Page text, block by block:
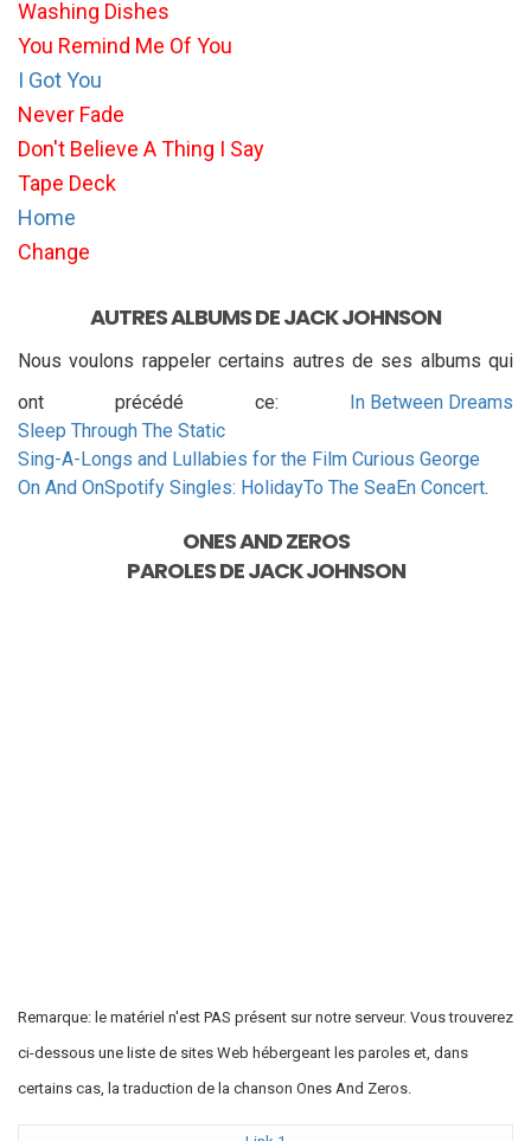
Washing Dishes
You Remind Me Of You
I Got You
Never Fade
Don't Believe A Thing I Say
Tape Deck
Home
Change
AUTRES ALBUMS DE JACK JOHNSON
Nous voulons rappeler certains autres de ses albums qui
ont précédé ce: In Between Dreams
Sleep Through The Static
Sing-A-Longs and Lullabies for the Film Curious George
On And OnSpotify Singles: HolidayTo The SeaEn Concert.
ONES AND ZEROS
PAROLES DEJACK JOHNSON
Remarque: le matériel n'est PAS présent sur notre serveur. Vous trouverez
ci-dessous une liste de sites Web hébergeant les paroles et, dans
certains cas, la traduction de la chanson Ones And Zeros.